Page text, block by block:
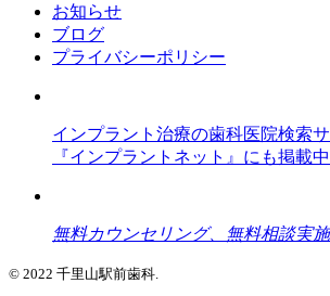
お知らせ
ブログ
プライバシーポリシー
インプラント治療の歯科医院検索サ
『インプラントネット』にも掲載中
無料カウンセリング、無料相談実
© 2022 千里山駅前歯科.